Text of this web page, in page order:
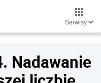
Serwisy
Nadawanie